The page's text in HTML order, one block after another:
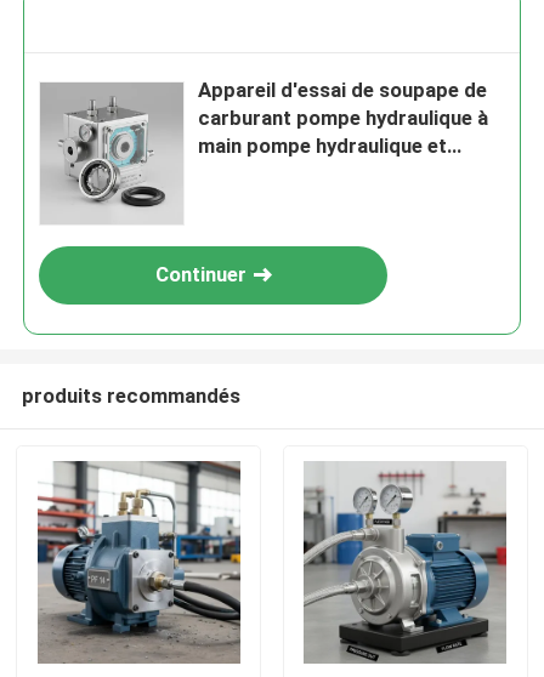
Appareil d'essai de soupape de
carburant pompe hydraulique à
main pompe hydraulique et
Continuer
produits recommandés